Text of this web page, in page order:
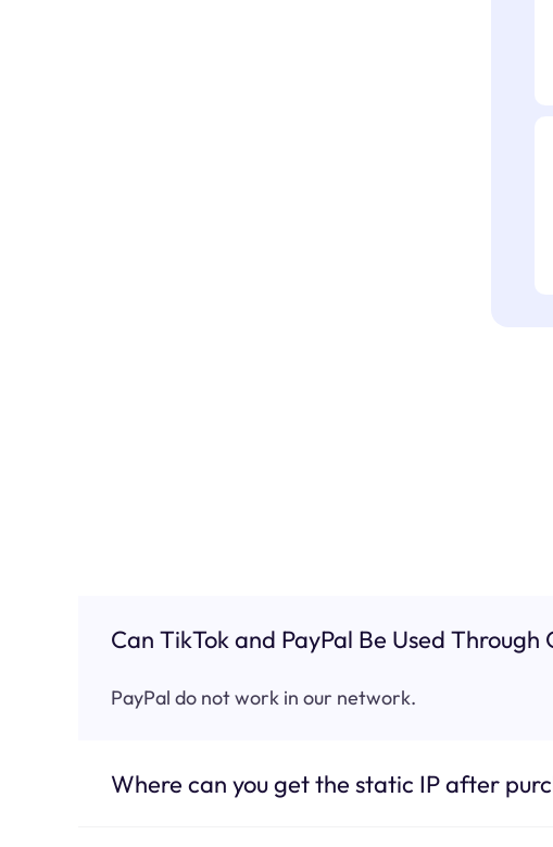
Can TikTok and PayPal Be Used Through
PayPal do not work in our network.
Where can you get the static IP after